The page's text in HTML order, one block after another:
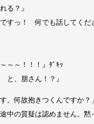
る？』
すっ！ 何でも話してくだ
～～！！！』ﾀﾞｷｯ
、朋さん！？』
。何故抱きつくんですか？」
中の質疑は認めません。黙